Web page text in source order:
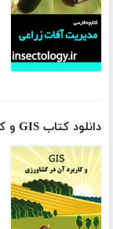
دانلود کتاب GIS و کاربرد آن در کشاورزی